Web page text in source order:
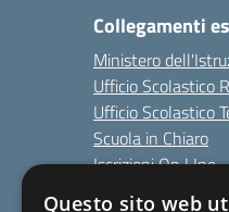
Collegamenti
Ministero
Ufficio Scolastico
Ufficio Scolastico
Scuola in Chiaro
Iscrizioni On LIne
Invalsi
Questo sito web